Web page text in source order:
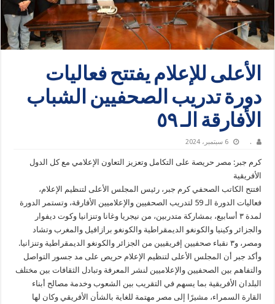
الأعلى للإعلام يفتتح فعاليات
دورة تدريب الصحفيين الشباب
الأفارقة الـ ٥٩
. 6 سبتمبر، 2024
كرم جبر: مصر حريصة على التكامل وتعزيز التعاون الإعلامي مع كل الدول
الأفريقية
افتتح الكاتب الصحفي كرم جبر، رئيس المجلس الأعلى لتنظيم الإعلام،
فعاليات الدورة الـ 59 لتدريب الصحفيين والإعلاميين الأفارقة، وتستمر الدورة
لمدة ٣ أسابيع، بمشاركة متدربين، من نيجريا وغانا وتنزانيا وكوت ديفوار
والجزائر وكينيا والكونغو الديمقراطية والكونغو برازافيل والمغرب وتشاد
ومصر، و٣ نقباء صحفيين إفريقيين من الجزائر والكونغو الديمقراطية وتنزانيا.
وأكد جبر أن المجلس الأعلى لتنظيم الإعلام حريص على مد جسور التواصل
والتفاهم بين الصحفيين والإعلاميين لنشر المعرفة وتبادل الثقافات بين مختلف
البلدان الأفريقية بما يسهم في التقريب بين الشعوب وخدمة مصالح أبناء
القارة السمراء، مشيرًا إلى مصر مهتمة للغاية بالشأن الأفريقي وكان لها